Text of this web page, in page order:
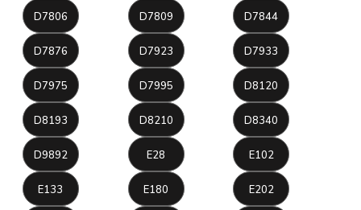
D7806 D7809 D7844
D7876 D7923 D7933
D7975 D7995 D8120
D8193 D8210 D8340
D9892 E28 E102
E133 E180 E202